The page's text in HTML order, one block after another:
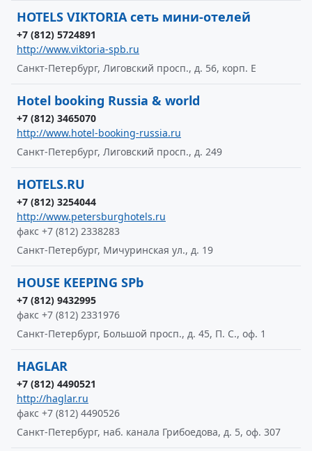
HOTELS VIKTORIA сеть мини-отелей
+7 (812) 5724891
http://www.viktoria-spb.ru
Санкт-Петербург, Лиговский просп., д. 56, корп. Е
Hotel booking Russia & world
+7 (812) 3465070
http://www.hotel-booking-russia.ru
Санкт-Петербург, Лиговский просп., д. 249
HOTELS.RU
+7 (812) 3254044
http://www.petersburghotels.ru
факс +7 (812) 2338283
Санкт-Петербург, Мичуринская ул., д. 19
HOUSE KEEPING SPb
+7 (812) 9432995
факс +7 (812) 2331976
Санкт-Петербург, Большой просп., д. 45, П. С., оф. 1
HAGLAR
+7 (812) 4490521
http://haglar.ru
факс +7 (812) 4490526
Санкт-Петербург, наб. канала Грибоедова, д. 5, оф. 307